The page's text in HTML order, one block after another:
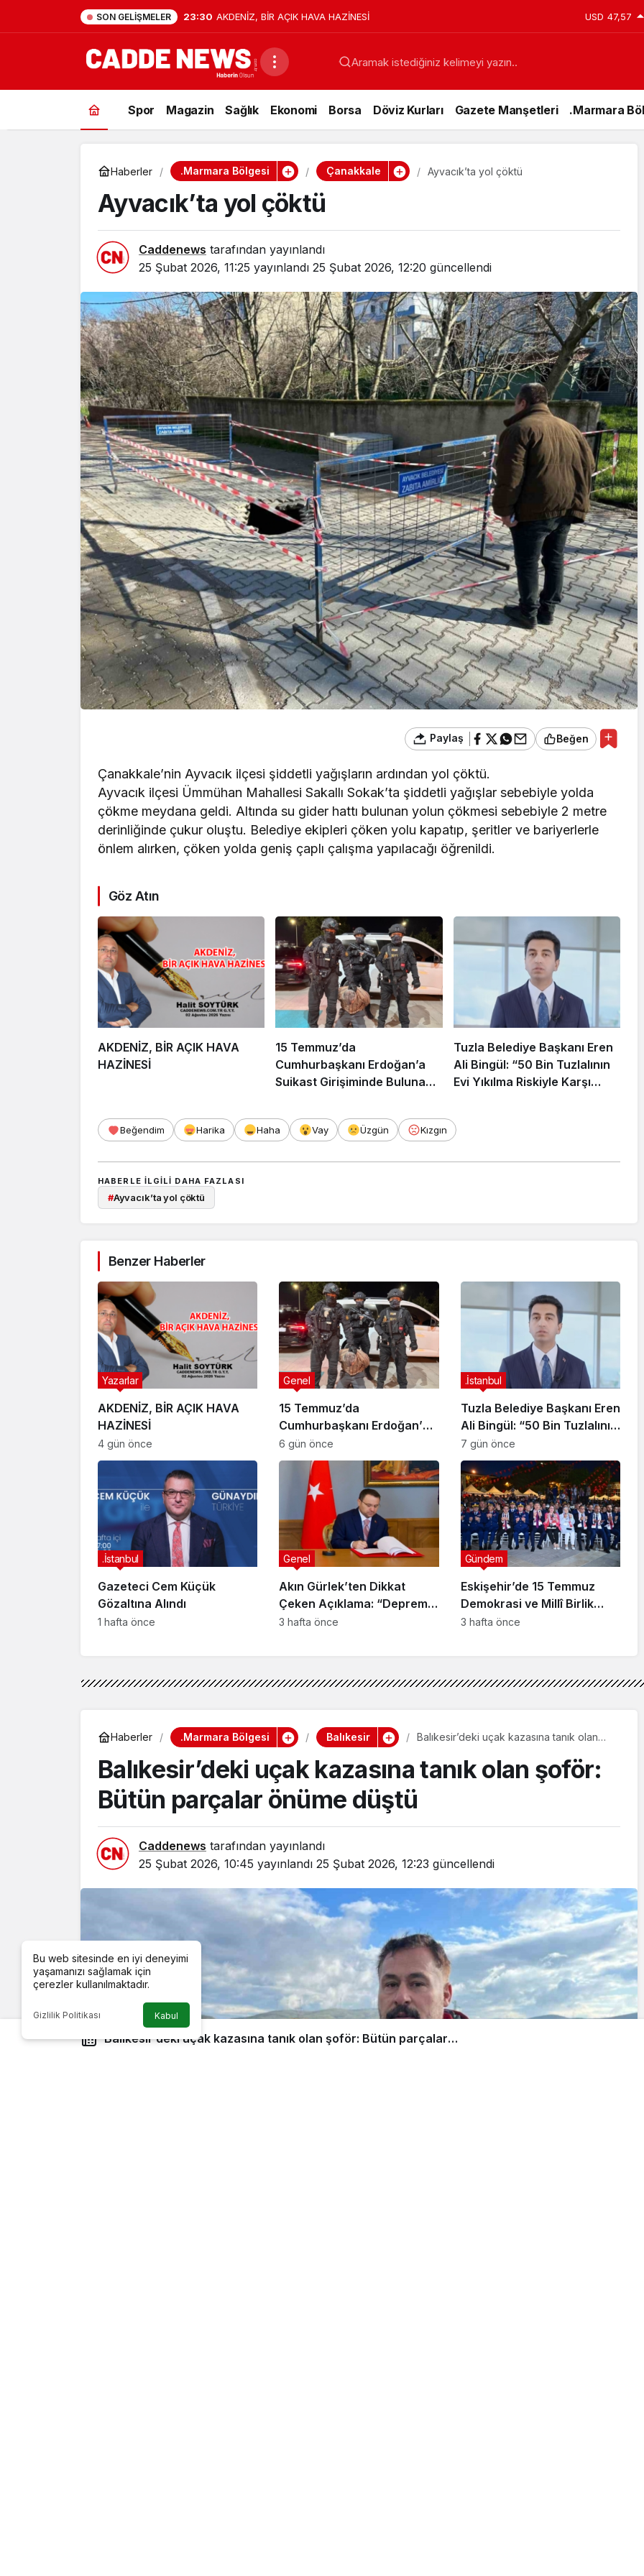
SON GELIŞMELER 23:30 AKDENİZ, BİR AÇIK HAVA HAZİNESİ USD 47,57
Aramak istediğiniz kelimeyi yazın..
Spor Magazin Sağlık Ekonomi Borsa Döviz Kurları Gazete Manşetleri .Marmara
Haberler .Marmara Bölgesi Çanakkale Ayvacık’ta yol çöktü
Ayvacık’ta yol çöktü
Caddenews tarafından yayınlandı
25 Şubat 2026, 11:25 yayınlandı 25 Şubat 2026, 12:20 güncellendi
Paylaş Beğen
Çanakkale’nin Ayvacık ilçesi şiddetli yağışların ardından yol çöktü.
Ayvacık ilçesi Ümmühan Mahallesi Sakallı Sokak’ta şiddetli yağışlar sebebiyle yolda
çökme meydana geldi. Altında su gider hattı bulunan yolun çökmesi sebebiyle 2 metre
derinliğinde çukur oluştu. Belediye ekipleri çöken yolu kapatıp, şeritler ve bariyerlerle
önlem alırken, çöken yolda geniş çaplı çalışma yapılacağı öğrenildi.
Göz Atın
AKDENİZ, BİR AÇIK HAVA
HAZİNESİ
15 Temmuz’da
Cumhurbaşkanı Erdoğan’a
Suikast Girişiminde Bulunan
Afyonkarahisar’da Yakalandı
Tuzla Belediye Başkanı Eren
Ali Bingül: “50 Bin Tuzlalının
Evi Yıkılma Riskiyle Karşı
Beğendim Harika Haha Vay Üzgün Kızgın
HABERLE ILGILI DAHA FAZLASI
#Ayvacık’ta yol çöktü
Benzer Haberler
AKDENİZ, BİR AÇIK HAVA
HAZİNESİ
Yazarlar
4 gün önce
15 Temmuz’da
Cumhurbaşkanı Erdoğan’a
Suikast Girişiminde Bulunan
FETÖ Firarisi B.K.
Afyonkarahisar’da
Yakalandı
Genel
6 gün önce
Tuzla Belediye Başkanı Eren
Ali Bingül: “50 Bin Tuzlalının
Evi Yıkılma Riskiyle Karşı
Karşıya”
.İstanbul
7 gün önce
Gazeteci Cem Küçük
Gözaltına Alındı
.İstanbul
1 hafta önce
Akın Gürlek’ten Dikkat
Çeken Açıklama: “Deprem
Bağışları Sonuna Kadar
Genel
3 hafta önce
Eskişehir’de 15 Temmuz
Demokrasi ve Millî Birlik
Günü Anma Programı
Gündem
3 hafta önce
Yazarlar
AKDENİZ, BİR AÇIK
HAVA HAZİNESİ
Haberler .Marmara Bölgesi Balıkesir
Balıkesir’deki uçak kazasına tanık olan
Balıkesir’deki uçak kazasına tanık olan şoför:
Bütün parçalar önüme düştü
Caddenews tarafından yayınlandı
25 Şubat 2026, 10:45 yayınlandı 25 Şubat 2026, 12:23 güncellendi
Balıkesir’deki uçak kazasına tanık olan şoför: Bütün parçalar
Bu web sitesinde en iyi deneyimi
yaşamanızı sağlamak için
çerezler kullanılmaktadır.
Gizlilik Politikası Kabul